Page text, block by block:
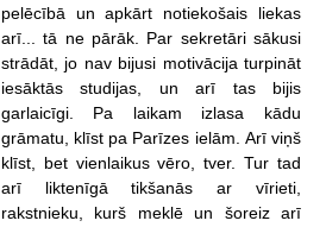
pelēcībā un apkārt notiekošais liekas
arī... tā ne pārāk. Par sekretāri sākusi
strādāt, jo nav bijusi motivācija turpināt
iesāktās studijas, un arī tas bijis
garlaicīgi. Pa laikam izlasa kādu
grāmatu, klīst pa Parīzes ielām. Arī viņš
klīst, bet vienlaikus vēro, tver. Tur tad
arī liktenīgā tikšanās ar vīrieti,
rakstnieku, kurš meklē un šoreiz arī